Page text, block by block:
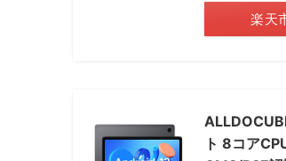
楽天
ト 8コア